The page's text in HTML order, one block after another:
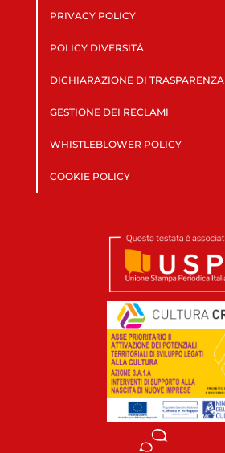
PRIVACY POLICY
POLICY DIVERSITÀ
DICHIARAZIONE DI TRASPARENZA
GESTIONE DEI RECLAMI
WHISTLEBLOWER POLICY
COOKIE POLICY